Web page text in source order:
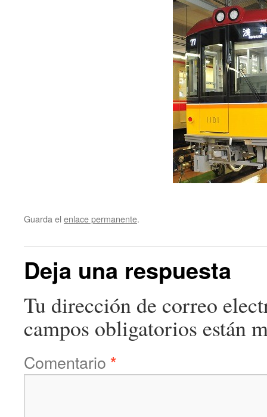
Guarda el enlace permanente.
Deja una respuesta
Tu dirección de correo
campos obligatorios están
Comentario *